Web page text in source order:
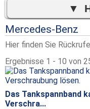
Mercedes-Benz
Hier finden Sie
Ergebnisse 1 - 10 von
Das Tankspannband
Verschra...